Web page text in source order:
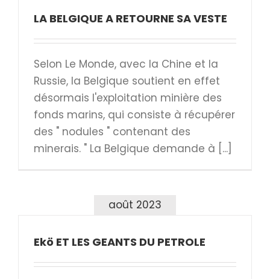
LA BELGIQUE A RETOURNE SA VESTE
Selon Le Monde, avec la Chine et la
Russie, la Belgique soutient en effet
désormais l'exploitation minière des
fonds marins, qui consiste à récupérer
des " nodules " contenant des
minerais. " La Belgique demande à [...]
août 2023
Ekö ET LES GEANTS DU PETROLE